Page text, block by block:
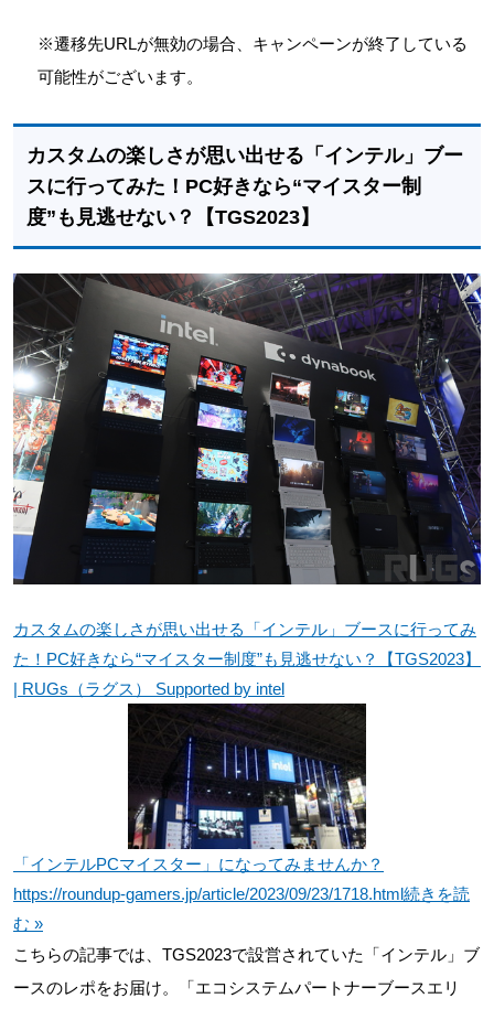
※遷移先URLが無効の場合、キャンペーンが終了している
可能性がございます。
カスタムの楽しさが思い出せる「インテル」ブー
スに行ってみた！PC好きなら“マイスター制
度”も見逃せない？【TGS2023】
カスタムの楽しさが思い出せる「インテル」ブースに行ってみ
た！PC好きなら“マイスター制度”も見逃せない？【TGS2023】
| RUGs（ラグス） Supported by intel
「インテルPCマイスター」になってみませんか？
https://roundup-gamers.jp/article/2023/09/23/1718.html続きを読
む »
こちらの記事では、TGS2023で設営されていた「インテル」ブ
ースのレポをお届け。「エコシステムパートナーブースエリ